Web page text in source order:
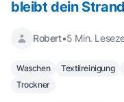
bleibt dein
Robert•5 Min.
Waschen Textilreinigung
Trockner